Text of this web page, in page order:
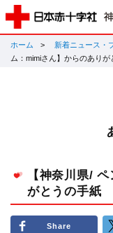
ホーム 新着ニュース・
ム：mimiさん】からのありが
【神奈川県/
がとうの手紙
Share